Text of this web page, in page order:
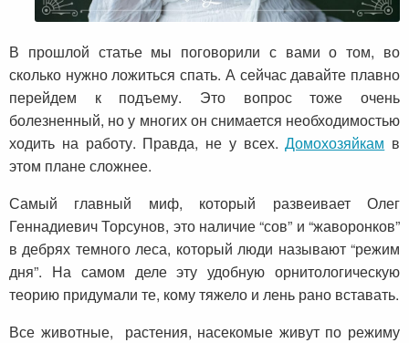
В прошлой статье мы поговорили с вами о том, во
сколько нужно ложиться спать. А сейчас давайте плавно
перейдем к подъему. Это вопрос тоже очень
болезненный, но у многих он снимается необходимостью
ходить на работу. Правда, не у всех.Домохозяйкам в
этом плане сложнее.
Самый главный миф, который развеивает Олег
Геннадиевич Торсунов, это наличие “сов” и “жаворонков”
в дебрях темного леса, который люди называют “режим
дня”. На самом деле эту удобную орнитологическую
теорию придумали те, кому тяжело и лень рано вставать.
Все животные, растения, насекомые живут по режиму